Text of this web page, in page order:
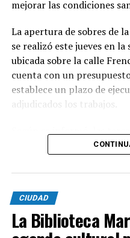
mejorar las condiciones
La apertura de sobres de
se realizó este jueves en
ubicada sobre la calle
cuenta con un
establece un plazo de
adjudicados los trabajos.
agua potable incluyen la
ejecución de 29
desarrollarán en distintos
las calles Pehuajó, Sicilia,
En paralelo, la
CIUDAD
La Biblioteca